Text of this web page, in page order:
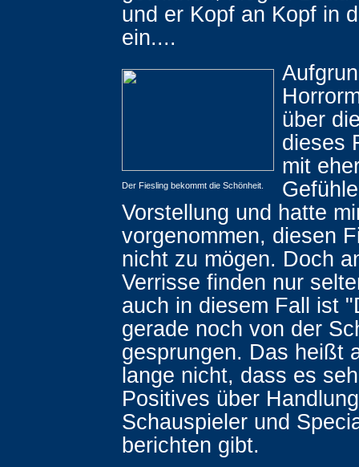
und er Kopf an Kopf in
ein....
Der Fiesling bekommt die Schönheit.
über
dieses
mit
Vorstellung und hatte
vorgenommen, diesen
nicht zu mögen. Doch
Verrisse finden nur
auch in diesem Fall ist
gerade noch von der
gesprungen. Das heißt
lange nicht, dass es
Positives über
Schauspieler und
berichten gibt.